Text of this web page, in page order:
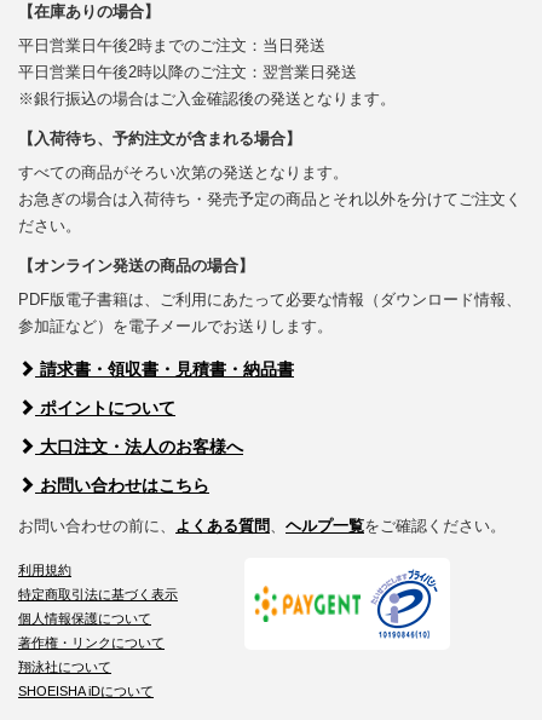
【在庫ありの場合】
平日営業日午後2時までのご注文：当日発送
平日営業日午後2時以降のご注文：翌営業日発送
※銀行振込の場合はご入金確認後の発送となります。
【入荷待ち、予約注文が含まれる場合】
すべての商品がそろい次第の発送となります。
お急ぎの場合は入荷待ち・発売予定の商品とそれ以外を分けてご注文く
ださい。
【オンライン発送の商品の場合】
PDF版電子書籍は、ご利用にあたって必要な情報（ダウンロード情報、
参加証など）を電子メールでお送りします。
請求書・領収書・見積書・納品書
ポイントについて
大口注文・法人のお客様へ
お問い合わせはこちら
お問い合わせの前に、 よくある質問 ヘルプ一覧をご確認ください。
利用規約
特定商取引法に基づく表示
個人情報保護について
著作権・リンクについて
翔泳社について
SHOEISHA iDについて